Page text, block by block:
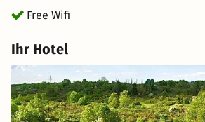
Free Wifi
Ihr Hotel